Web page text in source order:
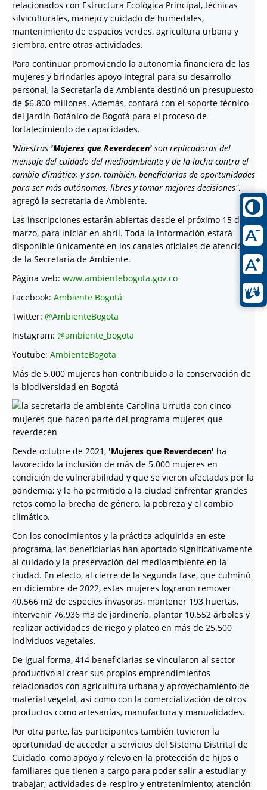
relacionados con Estructura Ecológica Principal, técnicas
silviculturales, manejo y cuidado de humedales,
mantenimiento de espacios verdes, agricultura urbana y
siembra, entre otras actividades.
Para continuar promoviendo la autonomía financiera de las
mujeres y brindarles apoyo integral para su desarrollo
personal, la Secretaría de Ambiente destinó un presupuesto
de $6.800 millones. Además, contará con el soporte técnico
del Jardín Botánico de Bogotá para el proceso de
fortalecimiento de capacidades.
"Nuestras 'Mujeres que Reverdecen' son replicadoras del
mensaje del cuidado del medioambiente y de la lucha contra el
cambio climático; y son, también, beneficiarias de oportunidades
para ser más autónomas, libres y tomar mejores decisiones",
agregó la secretaria de Ambiente.
Las inscripciones estarán abiertas desde el próximo 15 de
marzo, para iniciar en abril. Toda la información estará
disponible únicamente en los canales oficiales de atención
de la Secretaría de Ambiente.
Página web: www.ambientebogota.gov.co
Facebook: Ambiente Bogotá
Twitter: @AmbienteBogota
Instagram: @ambiente_bogota
Youtube: AmbienteBogota
Más de 5.000 mujeres han contribuido a la conservación de
la biodiversidad en Bogotá
Desde octubre de 2021, 'Mujeres que Reverdecen' ha
favorecido la inclusión de más de 5.000 mujeres en
condición de vulnerabilidad y que se vieron afectadas por la
pandemia; y le ha permitido a la ciudad enfrentar grandes
retos como la brecha de género, la pobreza y el cambio
climático.
Con los conocimientos y la práctica adquirida en este
programa, las beneficiarias han aportado significativamente
al cuidado y la preservación del medioambiente en la
ciudad. En efecto, al cierre de la segunda fase, que culminó
en diciembre de 2022, estas mujeres lograron remover
40.566 m2 de especies invasoras, mantener 193 huertas,
intervenir 76.936 m3 de jardinería, plantar 10.552 árboles y
realizar actividades de riego y plateo en más de 25.500
individuos vegetales.
De igual forma, 414 beneficiarias se vincularon al sector
productivo al crear sus propios emprendimientos
relacionados con agricultura urbana y aprovechamiento de
material vegetal, así como con la comercialización de otros
productos como artesanías, manufactura y manualidades.
Por otra parte, las participantes también tuvieron la
oportunidad de acceder a servicios del Sistema Distrital de
Cuidado, como apoyo y relevo en la protección de hijos o
familiares que tienen a cargo para poder salir a estudiar y
trabajar; actividades de respiro y entretenimiento; atención